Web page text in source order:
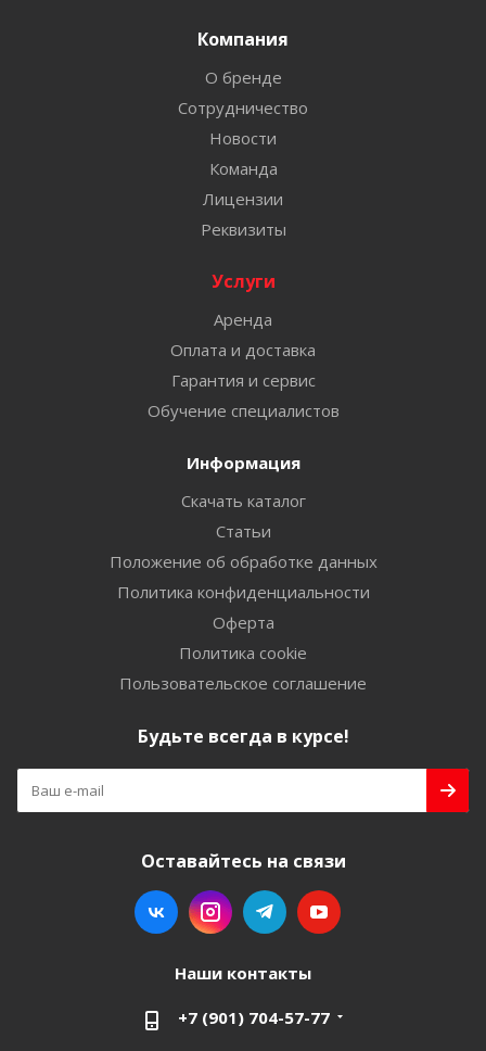
Компания
О бренде
Сотрудничество
Новости
Команда
Лицензии
Реквизиты
Услуги
Аренда
Оплата и доставка
Гарантия и сервис
Обучение специалистов
Информация
Скачать каталог
Статьи
Положение об обработке данных
Политика конфиденциальности
Оферта
Политика cookie
Пользовательское соглашение
Будьте всегда в курсе!
Оставайтесь на связи
Наши контакты
+7 (901) 704-57-77